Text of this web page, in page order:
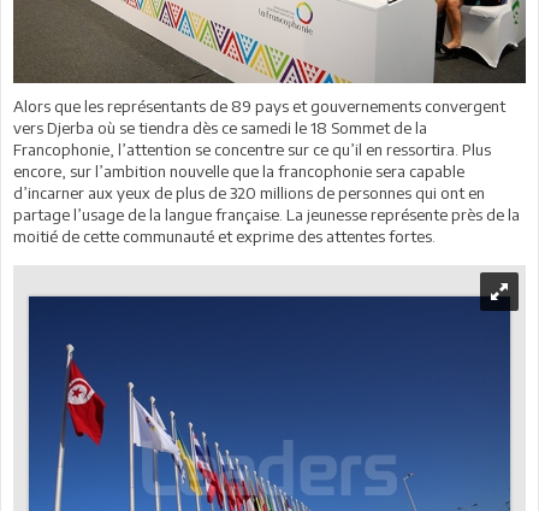
Alors que les représentants de 89 pays et gouvernements convergent
vers Djerba où se tiendra dès ce samedi le 18 Sommet de la
Francophonie, l’attention se concentre sur ce qu’il en ressortira. Plus
encore, sur l’ambition nouvelle que la francophonie sera capable
d’incarner aux yeux de plus de 320 millions de personnes qui ont en
partage l’usage de la langue française. La jeunesse représente près de la
moitié de cette communauté et exprime des attentes fortes.